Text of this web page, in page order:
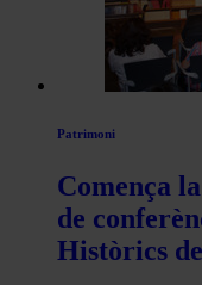
Patrimoni
Comença
de
Històrics